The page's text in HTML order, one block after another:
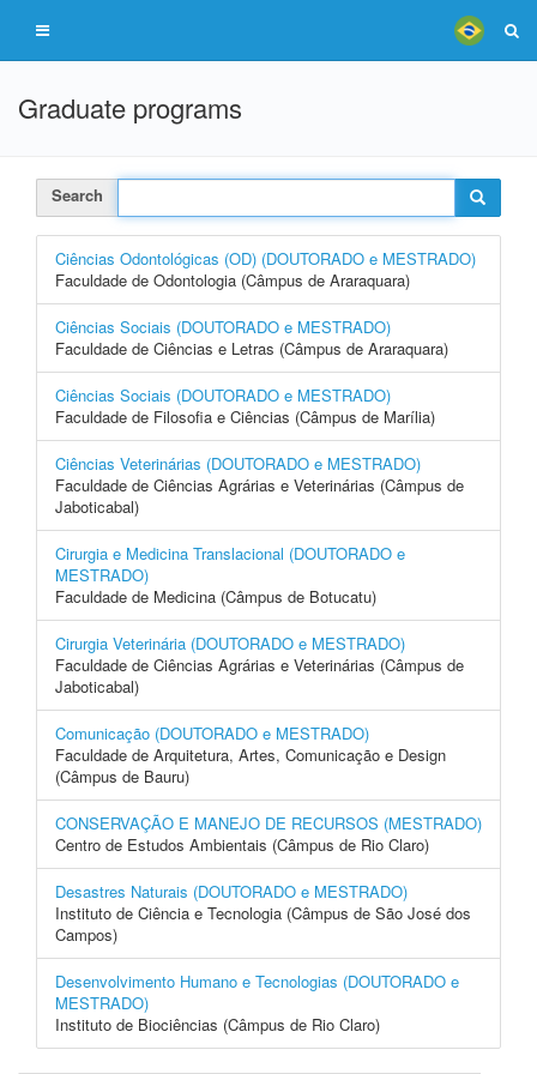
Graduate programs
Search
Ciências Odontológicas (OD) (DOUTORADO e MESTRADO)
Faculdade de Odontologia (Câmpus de Araraquara)
Ciências Sociais (DOUTORADO e MESTRADO)
Faculdade de Ciências e Letras (Câmpus de Araraquara)
Ciências Sociais (DOUTORADO e MESTRADO)
Faculdade de Filosofia e Ciências (Câmpus de Marília)
Ciências Veterinárias (DOUTORADO e MESTRADO)
Faculdade de Ciências Agrárias e Veterinárias (Câmpus de
Jaboticabal)
Cirurgia e Medicina Translacional (DOUTORADO e
MESTRADO)
Faculdade de Medicina (Câmpus de Botucatu)
Cirurgia Veterinária (DOUTORADO e MESTRADO)
Faculdade de Ciências Agrárias e Veterinárias (Câmpus de
Jaboticabal)
Comunicação (DOUTORADO e MESTRADO)
Faculdade de Arquitetura, Artes, Comunicação e Design
(Câmpus de Bauru)
CONSERVAÇÃO E MANEJO DE RECURSOS (MESTRADO)
Centro de Estudos Ambientais (Câmpus de Rio Claro)
Desastres Naturais (DOUTORADO e MESTRADO)
Instituto de Ciência e Tecnologia (Câmpus de São José dos
Campos)
Desenvolvimento Humano e Tecnologias (DOUTORADO e
MESTRADO)
Instituto de Biociências (Câmpus de Rio Claro)